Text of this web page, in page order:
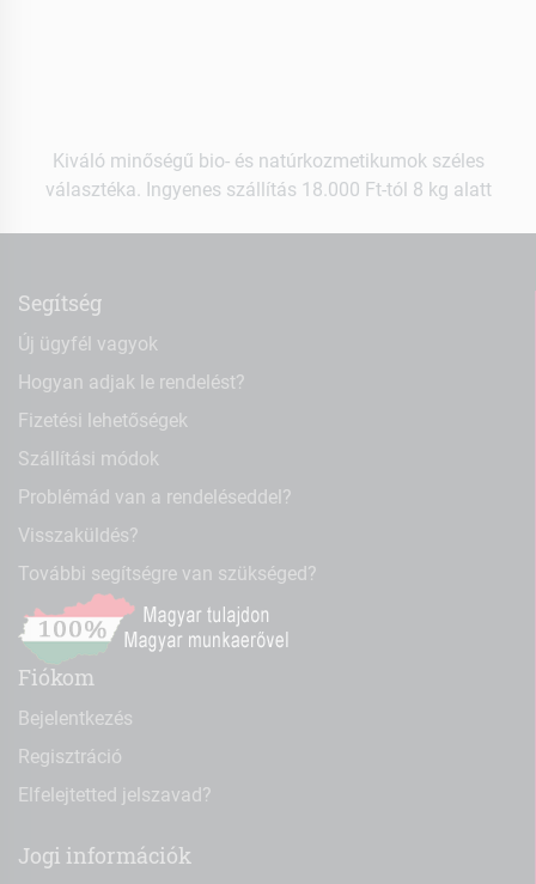
Kiváló minőségű bio- és natúrkozmetikumok széles
választéka. Ingyenes szállítás 18.000 Ft-tól 8 kg alatt
Segítség
Új ügyfél vagyok
Hogyan adjak le rendelést?
Fizetési lehetőségek
Szállítási módok
Problémád van a rendeléseddel?
Visszaküldés?
További segítségre van szükséged?
Fiókom
Bejelentkezés
Regisztráció
Elfelejtetted jelszavad?
Jogi információk